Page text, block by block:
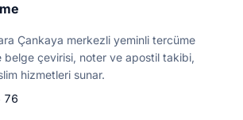
Çankaya merkezli yeminli tercüme
belge çevirisi, noter ve apostil takibi,
hizmetleri sunar.
76